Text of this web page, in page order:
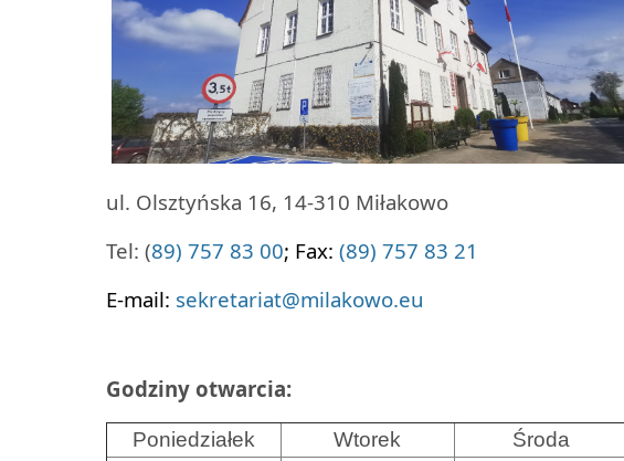
ul. Olsztyńska 16, 14-310 Miłakowo
Tel: (89) 757 83 00; Fax: (89) 757 83 21
E-mail: sekretariat@milakowo.eu
Godziny otwarcia:
Poniedziałek Wtorek Środa